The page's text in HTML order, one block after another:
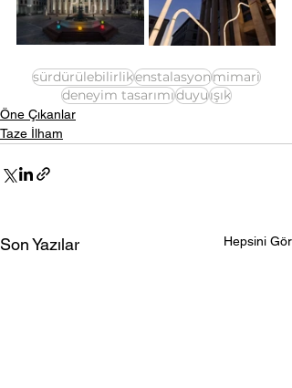
sürdürülebilirlikenstalasyonmimari
deneyim tasarımıduyuışık
Öne Çıkanlar
Taze İlham
Son Yazılar Hepsini Gör